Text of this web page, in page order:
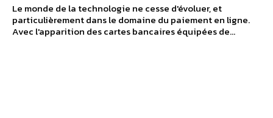
Le monde de la technologie ne cesse d'évoluer, et
particulièrement dans le domaine du paiement en ligne.
Avec l'apparition des cartes bancaires équipées de...